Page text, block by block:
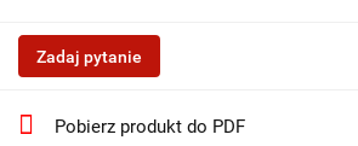
Zadaj pytanie
Pobierz produkt do PDF